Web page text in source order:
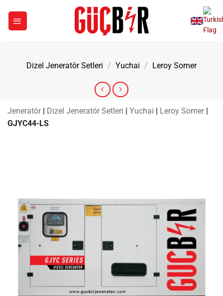
Dizel Jeneratör Setleri / Yuchai / Leroy Somer
Jeneratör | Dizel Jeneratör Setleri | Yuchai | Leroy Somer |
GJYC44-LS